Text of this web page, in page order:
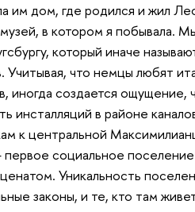
им дом, где родился и жил
в котором я побывала.
который иначе
Учитывая, что немцы любят
иногда создается
инсталляций в районе
к центральной
социальное
Уникальность
законы, и те, кто там